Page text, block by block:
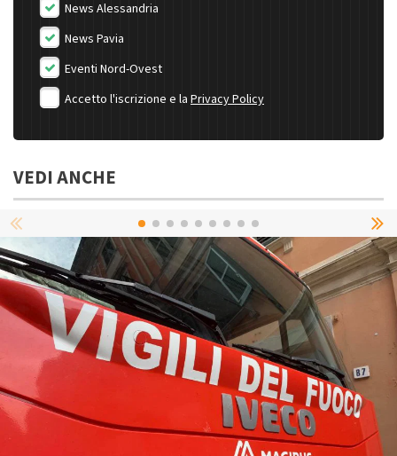
News Alessandria
News Pavia
Eventi Nord-Ovest
Accetto l'iscrizione e la Privacy Policy
VEDI ANCHE